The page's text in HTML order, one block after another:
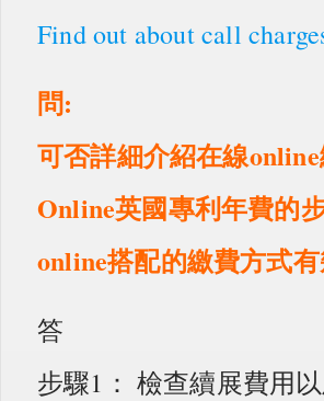
Find out about call
問:
可否詳細介紹在線
Online英國專利年費的
online搭配的繳費方式
答
步驟1： 檢查續展費用